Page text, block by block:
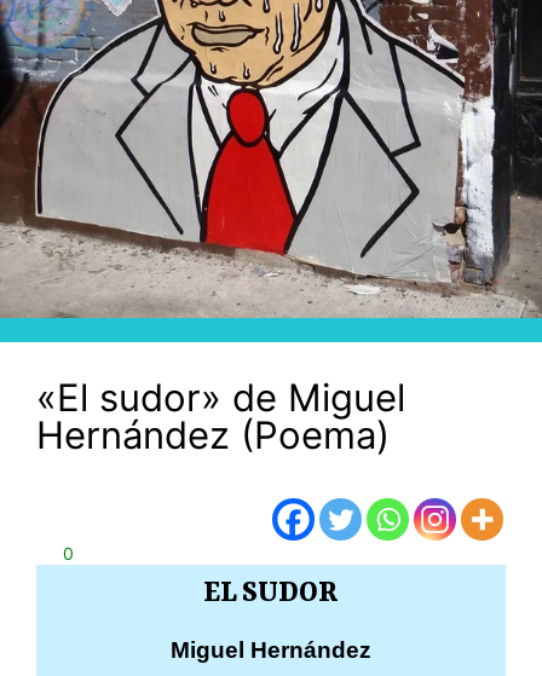
«El sudor» de Miguel
Hernández (Poema)
0
EL SUDOR
Miguel Hernández